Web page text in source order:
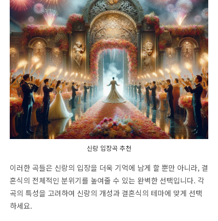
신랑 입장곡 추천
이러한 곡들은 신랑의 입장을 더욱 기억에 남게 할 뿐만 아니라, 결
혼식의 전체적인 분위기를 높여줄 수 있는 완벽한 선택입니다. 각
곡의 특성을 고려하여 신랑의 개성과 결혼식의 테마에 맞게 선택
하세요.